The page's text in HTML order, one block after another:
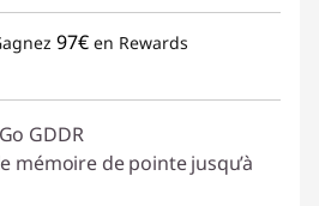
97€ en Rewards
GDDR
mémoire de pointe jusqu’à